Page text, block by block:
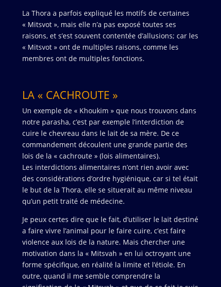
La Thora a parfois expliqué les motifs de certaines
« Mitsvot », mais elle n’a pas exposé toutes ses
raisons, et s’est souvent contentée d’allusions; car les
« Mitsvot » ont de multiples raisons, comme les
membres ont de multiples fonctions.
LA « CACHROUTE »
Un exemple de « Khoukim » que nous trouvons dans
notre parasha, c’est par exemple l’interdiction de
cuire le chevreau dans le lait de sa mère. De ce
commandement découlent une grande partie des
lois de la « cachroute » (lois alimentaires).
Les interdictions alimentaires n’ont rien avoir avec
des considérations d’ordre hygiénique, car si tel était
le but de la Thora, elle se situerait au même niveau
qu’un petit traité de médecine.
Je peux certes dire que le fait, d’utiliser le lait destiné
a faire vivre l’animal pour le faire cuire, c’est faire
violence aux lois de la nature. Mais chercher une
motivation dans la « Mitsvah » en lui octroyant une
forme spécifique, en réalité la limite et l’étiole. En
outre, quand il me semble comprendre la